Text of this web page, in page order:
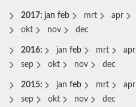
2017: jan feb mrt apr
okt
nov dec
2016: jan feb mrt apr
sep
okt nov dec
2015: jan feb mrt apr
sep
okt nov dec